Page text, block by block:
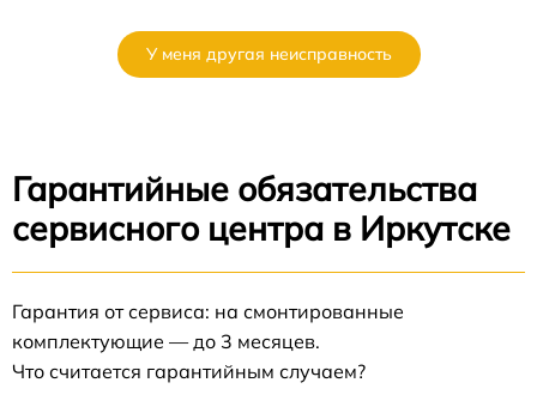
У меня другая неисправность
Гарантийные обязательства
сервисного центра в Иркутске
Гарантия от сервиса: на смонтированные
комплектующие — до 3 месяцев.
Что считается гарантийным случаем?